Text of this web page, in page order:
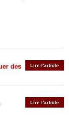
Lire l'article
des
Lire l'article